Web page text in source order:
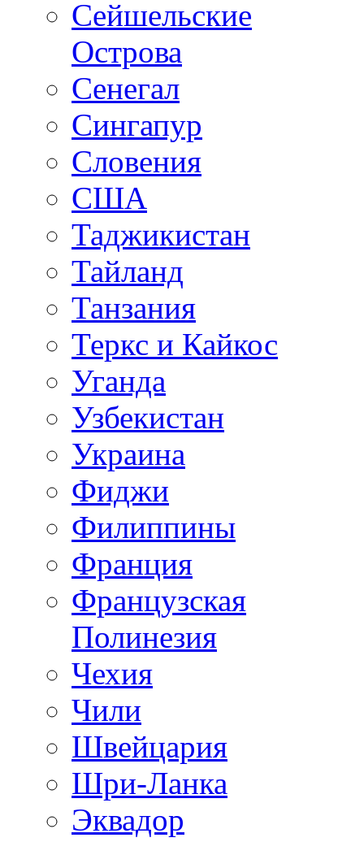
Сейшельские
Острова
Сенегал
Сингапур
Словения
США
Таджикистан
Тайланд
Танзания
Теркс и Кайкос
Уганда
Узбекистан
Украина
Фиджи
Филиппины
Франция
Французская
Полинезия
Чехия
Чили
Швейцария
Шри-Ланка
Эквадор